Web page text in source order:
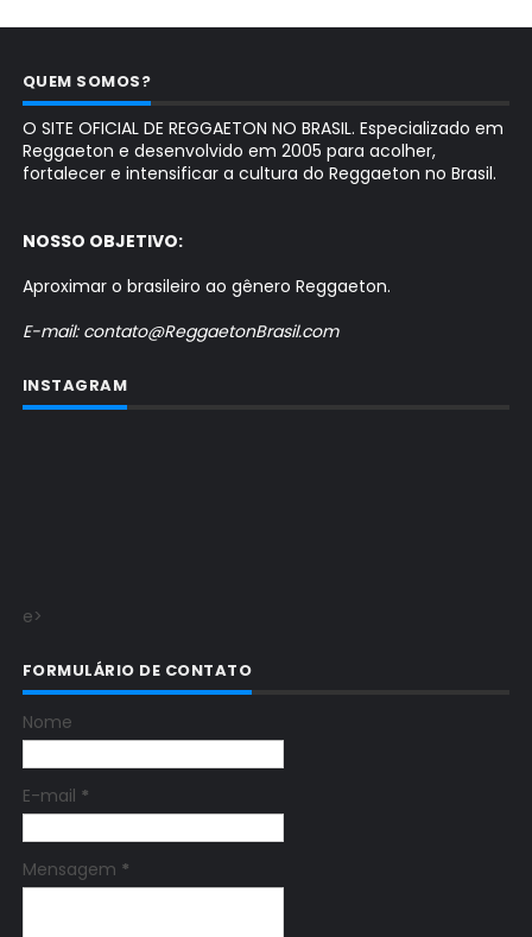
QUEM SOMOS?
O SITE OFICIAL DE REGGAETON NO BRASIL. Especializado em
Reggaeton e desenvolvido em 2005 para acolher,
fortalecer e intensificar a cultura do Reggaeton no Brasil.
NOSSO OBJETIVO:
Aproximar o brasileiro ao gênero Reggaeton.
E-mail: contato@ReggaetonBrasil.com
INSTAGRAM
e>
FORMULÁRIO DE CONTATO
Nome
E-mail *
Mensagem *